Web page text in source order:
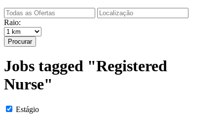
Raio:
Procurar
Jobs tagged "Registered
Nurse"
Estágio